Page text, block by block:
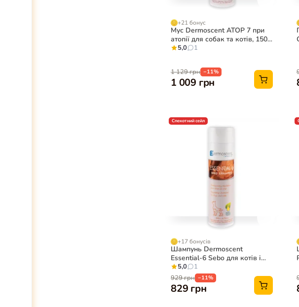
+21 бонус
Мус Dermoscent ATOP 7 при
атопії для собак та котів, 150
мл5,0 1
1 129 грн −11%
1 009 грн
Спекотний сейл
+17 бонусів
Шампунь Dermoscent
Essential-6 Sebo для котів і
собак, 200 мл
5,0
1
929 грн −11%
829 грн